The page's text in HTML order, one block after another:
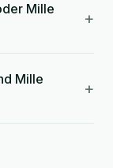
Mille
+
Mille
+